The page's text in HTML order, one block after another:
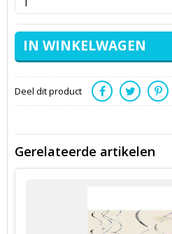
Deel dit product
Gerelateerde artikelen